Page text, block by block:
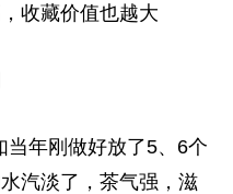
收藏价值也越大
当年刚做好放了5、6个
汽淡了，茶气强，滋